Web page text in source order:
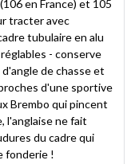
en France) et 105
tracter avec
tubulaire en alu
- conserve
de chasse et
d'une sportive
Brembo qui pincent
l'anglaise ne fait
du cadre qui
fonderie !